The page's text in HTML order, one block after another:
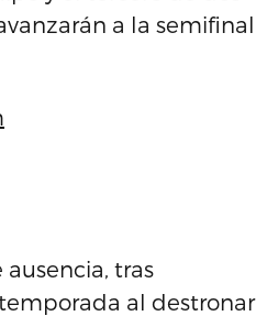
a la semifinal
tras
al destronar